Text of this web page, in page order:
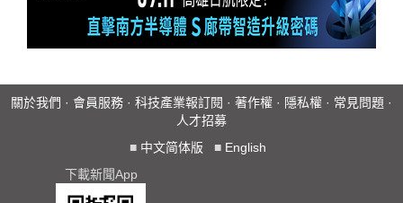
關於我們 · 會員服務 · 科技產業報訂閱 · 著作權 · 隱私權 · 常見問題 ·
人才招募
■ 中文简体版 ■ English
下載新聞App